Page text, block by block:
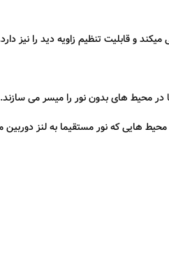
در محیط های بدون نور را میسر می سازند.